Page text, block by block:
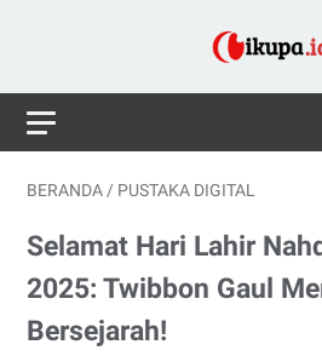
BERANDA / PUSTAKA DIGITAL
Selamat Hari Lahir
2025: Twibbon Gaul
Bersejarah!